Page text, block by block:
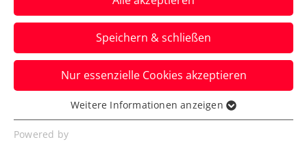
Brüder nicht zu stoppen
Das Duo holt beim ITF-Herrenturnier in
Heraklion ohne Satzverlust den zweiten
Doppeltitel in Folge.
Verfasst von: Manuel Wachta, 27.11.2023
Speichern & schließen
Nur essenzielle Cookies akzeptieren
Essenziell
Essenzielle Cookies werden für grundlegende
Weitere Informationen anzeigen
Powered by